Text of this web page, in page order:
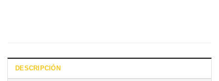
DESCRIPCIÓN